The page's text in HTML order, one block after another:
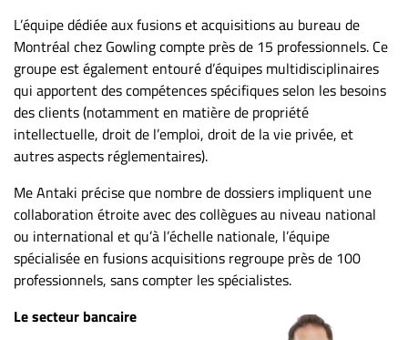
L’équipe dédiée aux fusions et acquisitions au bureau de
Montréal chez Gowling compte près de 15 professionnels. Ce
groupe est également entouré d’équipes multidisciplinaires
qui apportent des compétences spécifiques selon les besoins
des clients (notamment en matière de propriété
intellectuelle, droit de l’emploi, droit de la vie privée, et
autres aspects réglementaires).
Me Antaki précise que nombre de dossiers impliquent une
collaboration étroite avec des collègues au niveau national
ou international et qu’à l’échelle nationale, l’équipe
spécialisée en fusions acquisitions regroupe près de 100
professionnels, sans compter les spécialistes.
Le secteur bancaire